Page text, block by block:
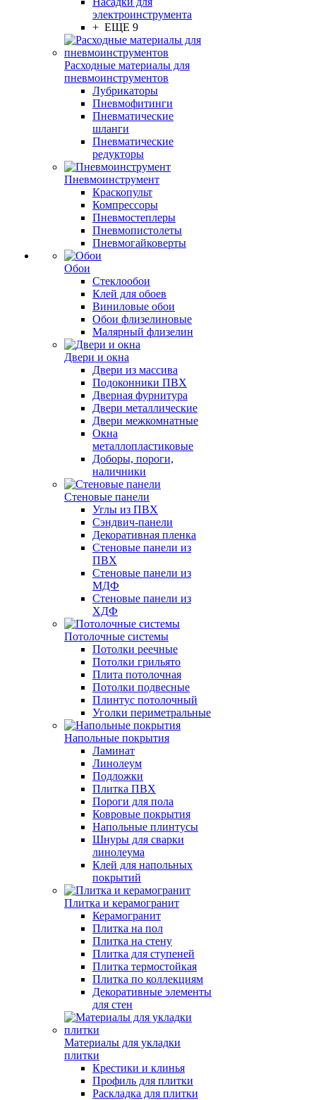
электроинструмента
+ ЕЩЕ 9
Расходные материалы для
пневмоинструментов
Лубрикаторы
Пневмофитинги
Пневматические
шланги
Пневматические
редукторы
Пневмоинструмент
Краскопульт
Компрессоры
Пневмостеплеры
Пневмопистолеты
Пневмогайковерты
Обои
Стеклообои
Клей для обоев
Виниловые обои
Обои флизелиновые
Малярный флизелин
Двери и окна
Двери из массива
Подоконники ПВХ
Дверная фурнитура
Двери металлические
Двери межкомнатные
Окна
металлопластиковые
Доборы, пороги,
наличники
Стеновые панели
Углы из ПВХ
Сэндвич-панели
Декоративная пленка
Стеновые панели из
ПВХ
Стеновые панели из
МДФ
Стеновые панели из
ХДФ
Потолочные системы
Потолки реечные
Потолки грильято
Плита потолочная
Потолки подвесные
Плинтус потолочный
Уголки периметральные
Напольные покрытия
Ламинат
Линолеум
Подложки
Плитка ПВХ
Пороги для пола
Ковровые покрытия
Напольные плинтусы
Шнуры для сварки
линолеума
Клей для напольных
покрытий
Плитка и керамогранит
Керамогранит
Плитка на пол
Плитка на стену
Плитка для ступеней
Плитка термостойкая
Плитка по коллекциям
Декоративные элементы
для стен
Материалы для укладки
плитки
Крестики и клинья
Профиль для плитки
Раскладка для плитки